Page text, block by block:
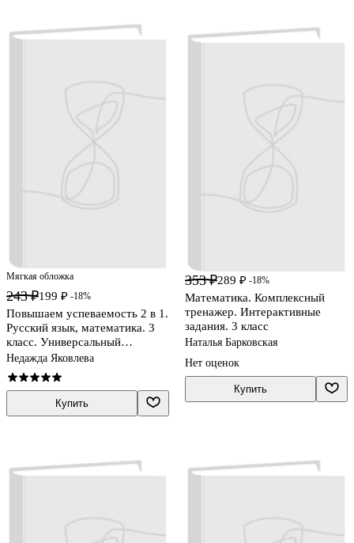
Мягкая обложка
243 ₽199 ₽ -18%
Повышаем успеваемость 2 в 1.
Русский язык, математика. 3
класс. Универсальный
тренажёр
Недажда Яковлева
Купить
353 ₽289 ₽ -18%
Математика. Комплексный
тренажер. Интерактивные
задания. 3 класс
Наталья Барковская
Нет оценок
Купить